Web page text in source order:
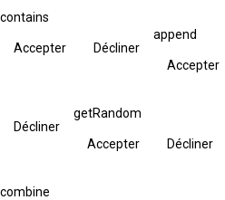
contains
Accepter Décliner
append
Accepter
Décliner
getRandom
Accepter Décliner
combine